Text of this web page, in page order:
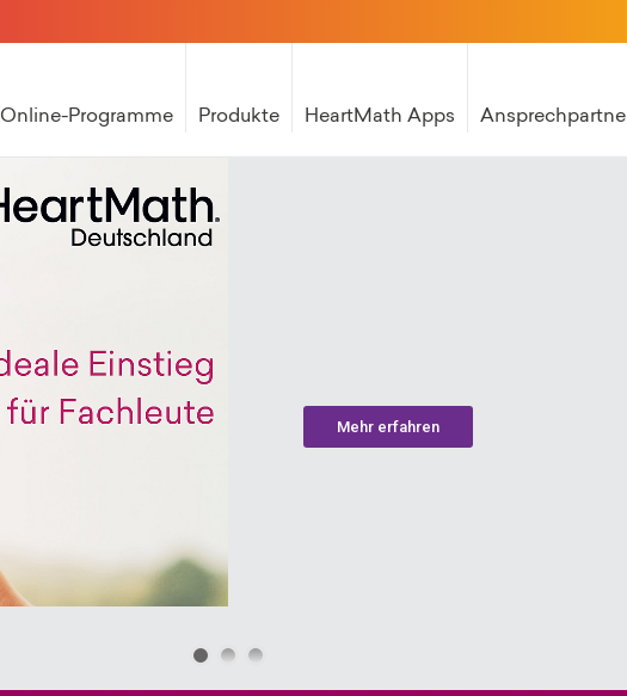
Online-Programme Produkte HeartMath Apps
Mehr erfahren